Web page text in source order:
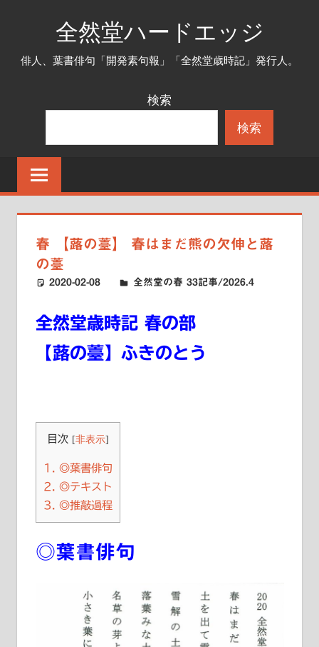
プ
全然堂ハードエッジ
俳人、葉書俳句「開発素句報」「全然堂歳時記」発行人。
検索
検索
春 【蕗の薹】 春はまだ熊の欠伸と蕗
の薹
2020-02-08 ハードエッジ
全然堂の春 33記事/2026.4
全然堂歳時記 春の部
【蕗の薹】ふきのとう
目次 [非表示]
1. ◎葉書俳句
2. ◎テキスト
3. ◎推敲過程
◎葉書俳句